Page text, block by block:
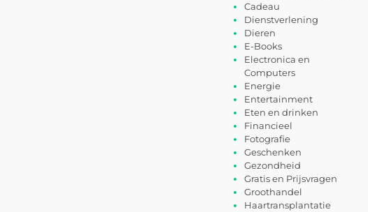
Cadeau
Dienstverlening
Dieren
E-Books
Electronica en
Computers
Energie
Entertainment
Eten en drinken
Financieel
Fotografie
Geschenken
Gezondheid
Gratis en Prijsvragen
Groothandel
Haartransplantatie